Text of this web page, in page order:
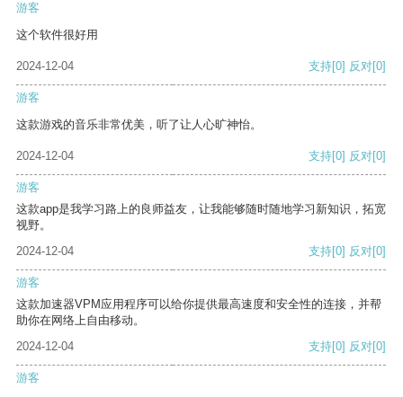
游客
这个软件很好用
2024-12-04 支持[0] 反对[0]
游客
这款游戏的音乐非常优美，听了让人心旷神怡。
2024-12-04 支持[0] 反对[0]
游客
这款app是我学习路上的良师益友，让我能够随时随地学习新知识，拓宽
视野。
2024-12-04
支持[0] 反对[0]
游客
这款加速器VPM应用程序可以给你提供最高速度和安全性的连接，并帮
助你在网络上自由移动。
2024-12-04
支持[0] 反对[0]
游客